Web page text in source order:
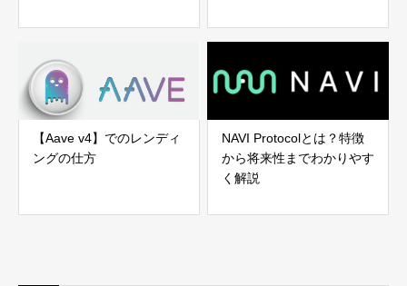
【Aave v4】でのレンディ
ングの仕方
NAVI Protocolとは？特徴
から将来性までわかりやす
く解説